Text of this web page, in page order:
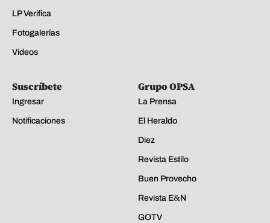
LP Verifica
Fotogalerías
Videos
Suscríbete
Ingresar
Notificaciones
Grupo OPSA
La Prensa
El Heraldo
Diez
Revista Estilo
Buen Provecho
Revista E&N
GOTV